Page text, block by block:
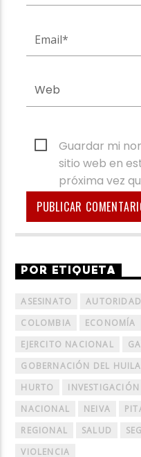
Guardar mi
sitio web en
próxima vez
POR ETIQUETA
ASESINATO
COLOMBIA
ECONOMÍA
EJERCITO NACIONAL
GOBERNACIÓN DEL HUILA
HURTO
INVESTIGACIÓN
NACIONAL
NEIVA
REGIONAL
SALUD
VIOLENCIA